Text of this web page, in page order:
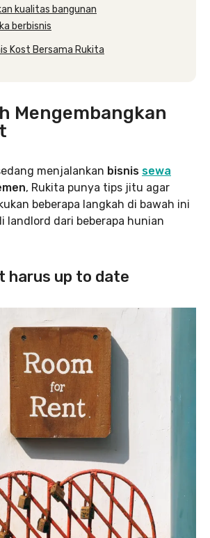
kualitas bangunan
berbisnis
Kost Bersama Rukita
Mengembangkan
menjalankan bisnis sewa
, Rukita punya tips jitu agar
beberapa langkah di bawah ini
landlord dari beberapa hunian
harus up to date